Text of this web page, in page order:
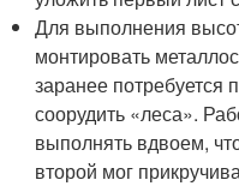
Для выполнения
монтировать
заранее потребуется
соорудить «леса».
выполнять вдвоем,
второй мог